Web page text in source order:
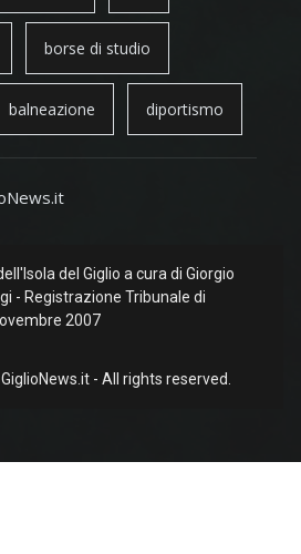
borse di studio
balneazione diportismo
del Giglio a cura di Giorgio
- Registrazione Tribunale di
2007
- All rights reserved.